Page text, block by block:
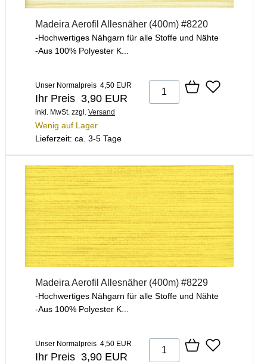
Madeira Aerofil Allesnäher (400m) #8220
-Hochwertiges Nähgarn für alle Stoffe und Nähte
-Aus 100% Polyester K...
Unser Normalpreis 4,50 EUR
Ihr Preis 3,90 EUR
inkl. MwSt. zzgl. Versand
Wenig auf Lager
Lieferzeit: ca. 3-5 Tage
Madeira Aerofil Allesnäher (400m) #8229
-Hochwertiges Nähgarn für alle Stoffe und Nähte
-Aus 100% Polyester K...
Unser Normalpreis 4,50 EUR
Ihr Preis 3,90 EUR